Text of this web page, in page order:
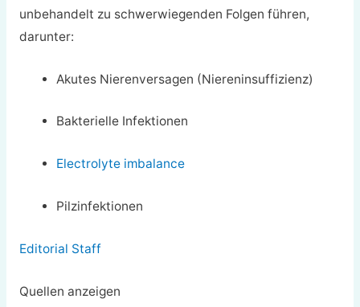
unbehandelt zu schwerwiegenden Folgen führen,
darunter:
Akutes Nierenversagen (Niereninsuffizienz)
Bakterielle Infektionen
Electrolyte imbalance
Pilzinfektionen
Editorial Staff
Quellen anzeigen